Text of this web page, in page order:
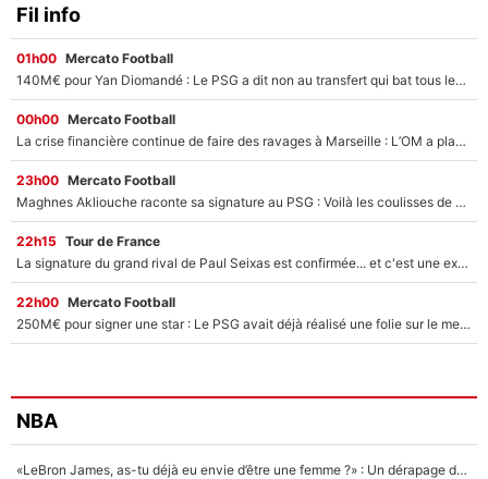
Fil info
01h00 Mercato Football
140M€ pour Yan Diomandé : Le PSG a dit non au transfert qui bat tous les records sur le mercato
00h00 Mercato Football
La crise financière continue de faire des ravages à Marseille : L’OM a placé 12 joueurs sur le marché des transferts… et ça pourrait lui rapporter près de 100M€ !
23h00 Mercato Football
Maghnes Akliouche raconte sa signature au PSG : Voilà les coulisses de son transfert de rêve à 50M€
22h15 Tour de France
La signature du grand rival de Paul Seixas est confirmée... et c'est une excellente nouvelle pour l'équipe Decathlon-CMA CGM !
22h00 Mercato Football
250M€ pour signer une star : Le PSG avait déjà réalisé une folie sur le mercato bien avant Neymar !
NBA
«LeBron James, as-tu déjà eu envie d’être une femme ?» : Un dérapage de Donald Trump sur la superstar de la NBA refait surface